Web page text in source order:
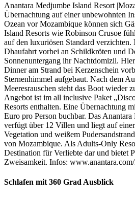
Anantara Medjumbe Island Resort
Übernachtung auf einer unbewohnten
Ozean vor Mozambique können sich
Island Resorts wie Robinson Crusoe
auf den luxuriösen Standard
Dhaufahrt vorbei an Schildkröten und
Sonnenuntergang ihr Nachtdomizil.
Dinner am Strand bei Kerzenschein
Sternenhimmel aufgebaut. Nach dem
Meeresrauschen steht das Boot wieder
Angebot ist im all inclusive Paket
Resorts enthalten. Eine Übernachtung
Euro pro Person buchbar. Das
verfügt über 12 Villen und liegt auf
Vegetation und weißem
von Mozambique. Als Adults-Only
Destination für Verliebte dar und bietet
Zweisamkeit. Infos:
Schlafen mit 360 Grad Ausblick